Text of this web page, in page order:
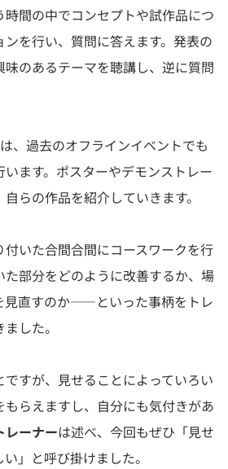
間の中でコンセプトや試作品につ
を行い、質問に答えます。発表の
のあるテーマを聴講し、逆に質問
、過去のオフラインイベントでも
ます。ポスターやデモンストレー
らの作品を紹介していきます。
いた合間合間にコースワークを行
た部分をどのように改善するか、場
見直すのか――といった事柄をトレ
した。
ですが、見せることによっていろい
もらえますし、自分にも気付きがあ
レーナーは述べ、今回もぜひ「見せ
」と呼び掛けました。